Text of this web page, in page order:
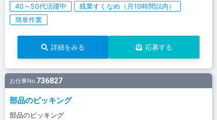
40～50代活躍中
残業すくなめ（月10時間以内）
簡単作業
詳細をみる 応募する
お仕事No.736827
部品のピッキング
部品のピッキング